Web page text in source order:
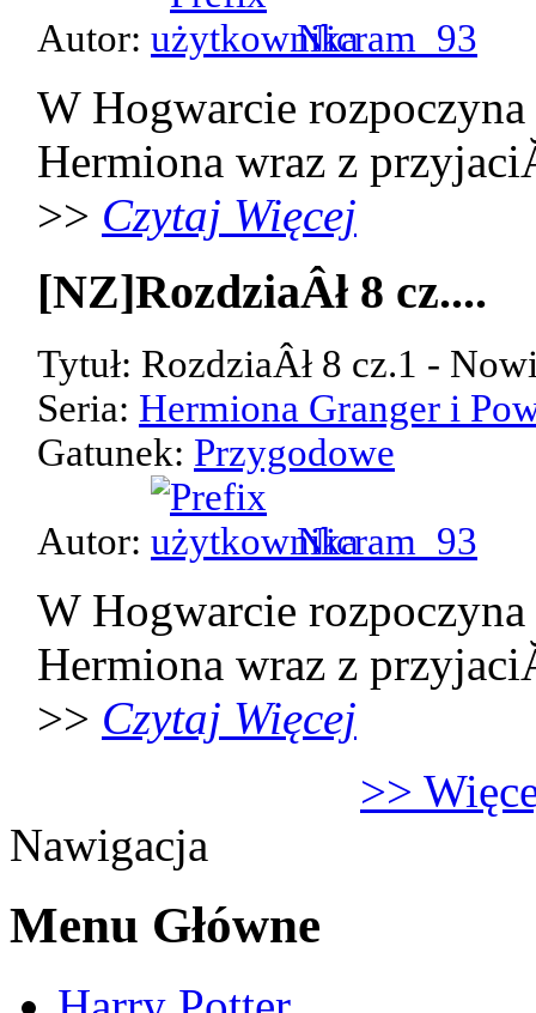
Autor: Nicram_93
W Hogwarcie
Hermiona wraz z
>> Czytaj Więcej
[NZ]RozdziaÂł 8 cz....
Tytuł: RozdziaÂł 8 cz.1 -
Seria: Hermiona Granger i
Gatunek: Przygodowe
Autor: Nicram_93
W Hogwarcie
Hermiona wraz z
>> Czytaj Więcej
>>
Nawigacja
Menu Główne